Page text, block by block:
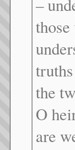
–
the
O
are